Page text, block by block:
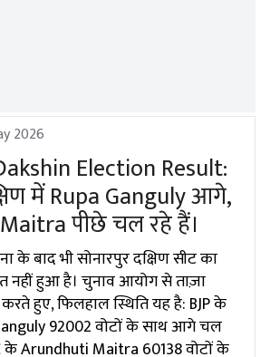
2026
Election Result:
में Rupa Ganguly आगे,
पीछे चल रहे हैं।
के बाद भी सोनारपुर दक्षिण सीट का
नहीं हुआ है। चुनाव आयोग से ताज़ा
हुए, फिलहाल स्थिति यह है: BJP के
92002 वोटों के साथ आगे चल
के Arundhuti Maitra 60138 वोटों के